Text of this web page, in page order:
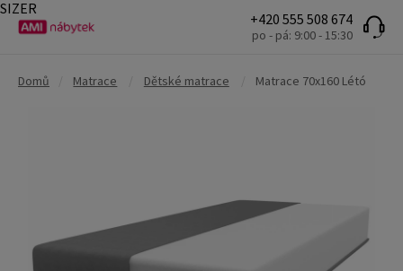
+420 555 508 674
po - pá: 9:00 - 15:30
Domů Matrace Dětské matrace Matrace 70x160 Létó
SIZER